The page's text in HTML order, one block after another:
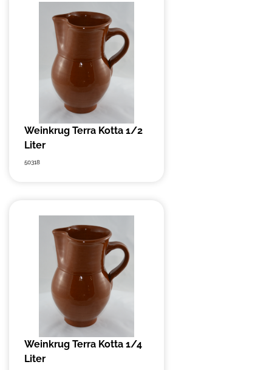
Weinkrug Terra Kotta 1/2
Liter
50318
Weinkrug Terra Kotta 1/4
Liter